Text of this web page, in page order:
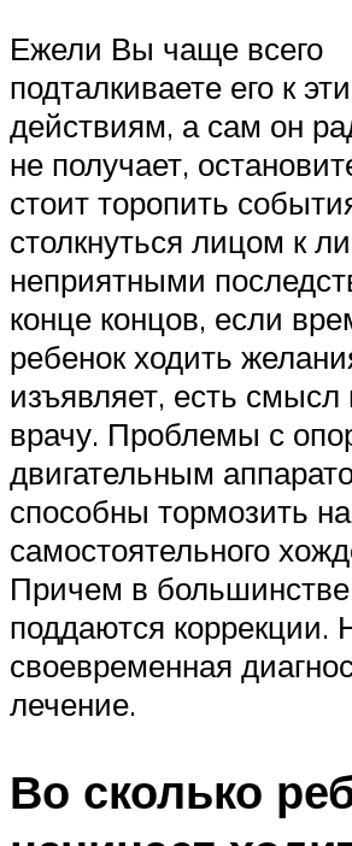
Ежели Вы чаще всего
подталкиваете его к
действиям, а сам он
не получает,
стоит торопить
столкнуться лицом к
неприятными
конце концов, если
ребенок ходить
изъявляет, есть смысл
врачу. Проблемы с
двигательным
способны тормозить
самостоятельного
Причем в
поддаются
своевременная
лечение.
Во сколько